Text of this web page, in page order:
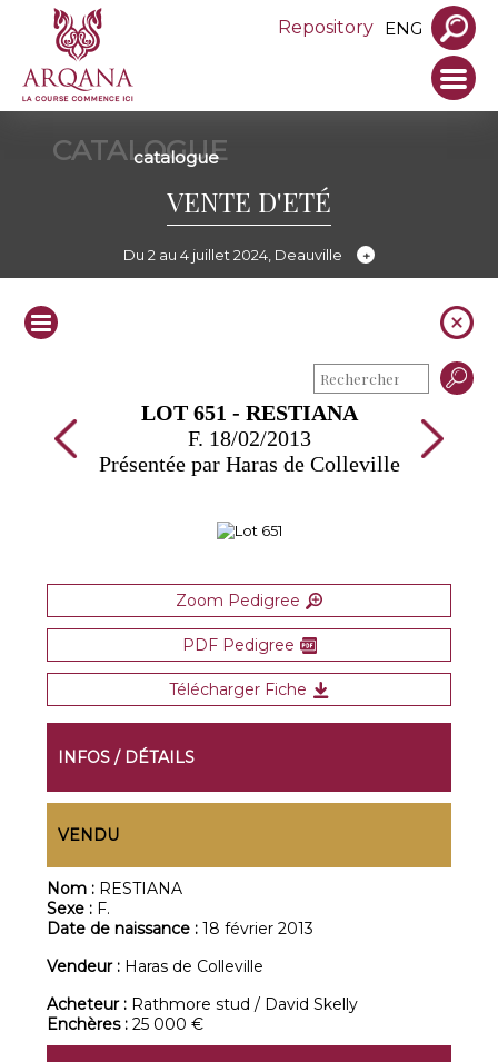
Repository ENG
CATALOGUE
catalogue
VENTE D'ETÉ
Du 2 au 4 juillet 2024, Deauville
LOT 651 - RESTIANA
F. 18/02/2013
Présentée par Haras de Colleville
Zoom Pedigree
PDF Pedigree
Télécharger Fiche
INFOS / DÉTAILS
VENDU
Nom : RESTIANA
Sexe : F.
Date de naissance :18 février 2013
Vendeur : Haras de Colleville
Acheteur : Rathmore stud / David Skelly
Enchères :25 000 €